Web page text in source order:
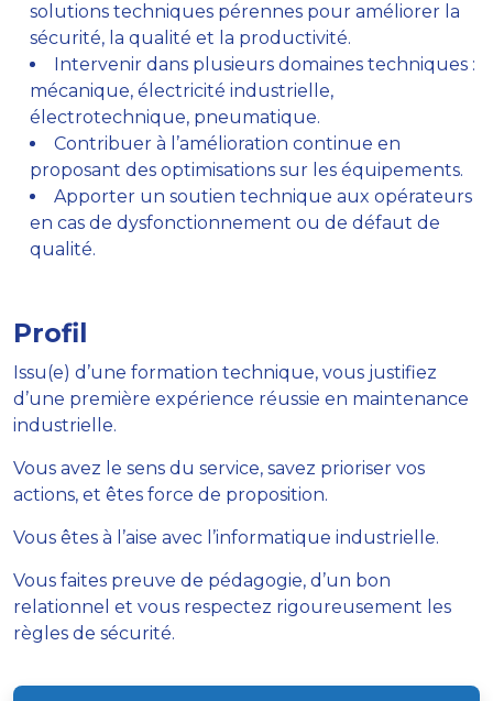
solutions techniques pérennes pour améliorer la
sécurité, la qualité et la productivité.
Intervenir dans plusieurs domaines techniques :
mécanique, électricité industrielle,
électrotechnique, pneumatique.
Contribuer à l’amélioration continue en
proposant des optimisations sur les équipements.
Apporter un soutien technique aux opérateurs
en cas de dysfonctionnement ou de défaut de
qualité.
Profil
Issu(e) d’une formation technique, vous justifiez
d’une première expérience réussie en maintenance
industrielle.
Vous avez le sens du service, savez prioriser vos
actions, et êtes force de proposition.
Vous êtes à l’aise avec l’informatique industrielle.
Vous faites preuve de pédagogie, d’un bon
relationnel et vous respectez rigoureusement les
règles de sécurité.